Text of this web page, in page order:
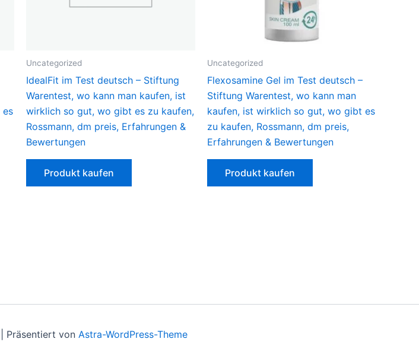
es
Uncategorized
IdealFit im Test deutsch – Stiftung
Warentest, wo kann man kaufen, ist
wirklich so gut, wo gibt es zu kaufen,
Rossmann, dm preis, Erfahrungen &
Bewertungen
Produkt kaufen
Uncategorized
Flexosamine Gel im Test deutsch –
Stiftung Warentest, wo kann man
kaufen, ist wirklich so gut, wo gibt es
zu kaufen, Rossmann, dm preis,
Erfahrungen & Bewertungen
Produkt kaufen
Präsentiert von Astra-WordPress-Theme